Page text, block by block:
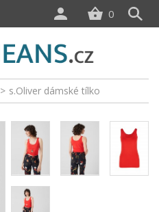
> s.Oliver dámské tílko
0